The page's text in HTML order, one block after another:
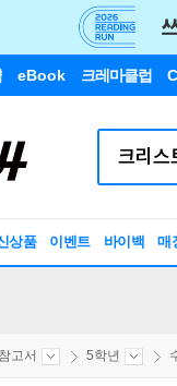
eBook 크레마클럽
상품 이벤트 바이백 매
고서 5학년